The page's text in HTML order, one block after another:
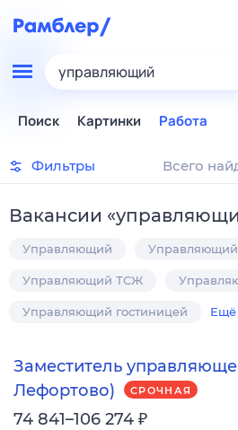
управляющий
Поиск Картинки Работа
Фильтры Всего
Вакансии «
Управляющий Управляющий
Управляющий ТСЖ
Управляющий гостиницей Ещё
Заместитель
Лефортово)
СРОЧНАЯ
74 841–106 274 ₽